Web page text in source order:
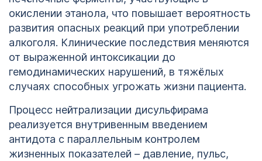
окислении этанола, что повышает вероятность
развития опасных реакций при употреблении
алкоголя. Клинические последствия меняются
от выраженной интоксикации до
гемодинамических нарушений, в тяжёлых
случаях способных угрожать жизни пациента.
Процесс нейтрализации дисульфирама
реализуется внутривенным введением
антидота с параллельным контролем
жизненных показателей – давление, пульс,